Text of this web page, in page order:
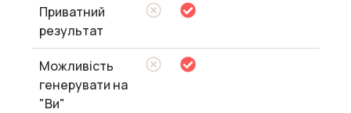
Приватний
результат
Можливість
генерувати на
"Ви"